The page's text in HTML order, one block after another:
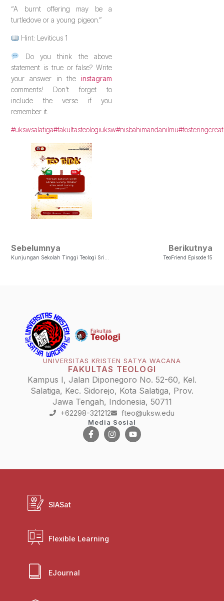
“A burnt offering may be a
turtledove or a young pigeon.”
Hint: Leviticus 1
Do you think the above
statement is true or false? Write
your answer in the instagram
comments! Don’t forget to
include the verse if you
remember it.
#ukswsalatiga#fakultasteologiuksw#nisbahimandanilmu
Sebelumnya Berikutnya
TeoFriend Episode 15
UNIVERSITAS KRISTEN SATYA WACANA
FAKULTAS TEOLOGI
Kampus I, Jalan Diponegoro No. 52-60, Kel.
Salatiga, Kec. Sidorejo, Kota Salatiga, Prov.
Jawa Tengah, Indonesia, 50711
+62298-321212 fteo@uksw.edu
Media Sosial
SIASat
Flexible Learning
EJournal